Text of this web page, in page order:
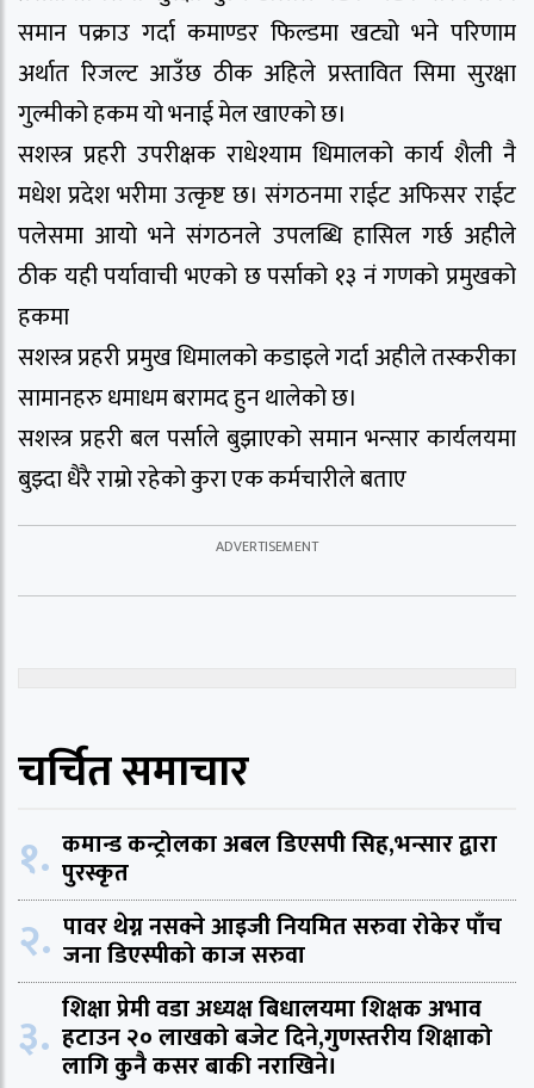
समान पक्राउ गर्दा कमाण्डर फिल्डमा खट्यो भने परिणाम
अर्थात रिजल्ट आउँछ ठीक अहिले प्रस्तावित सिमा सुरक्षा
गुल्मीको हकम यो भनाई मेल खाएको छ।
सशस्त्र प्रहरी उपरीक्षक राधेश्याम धिमालको कार्य शैली नै
मधेश प्रदेश भरीमा उत्कृष्ट छ। संगठनमा राईट अफिसर राईट
पलेसमा आयो भने संगठनले उपलब्धि हासिल गर्छ अहीले
ठीक यही पर्यावाची भएको छ पर्साको १३ नं गणको प्रमुखको
हकमा
सशस्त्र प्रहरी प्रमुख धिमालको कडाइले गर्दा अहीले तस्करीका
सामानहरु धमाधम बरामद हुन थालेको छ।
सशस्त्र प्रहरी बल पर्साले बुझाएको समान भन्सार कार्यलयमा
बुझ्दा धैरै राम्रो रहेको कुरा एक कर्मचारीले बताए
चर्चित समाचार
१. कमान्ड कन्ट्रोलका अबल डिएसपी सिह,भन्सार द्वारा
पुरस्कृत
२. पावर थेग्न नसक्ने आइजी नियमित सरुवा रोकेर पाँच
जना डिएस्पीको काज सरुवा
३. शिक्षा प्रेमी वडा अध्यक्ष बिधालयमा शिक्षक अभाव
हटाउन २० लाखको बजेट दिने,गुणस्तरीय शिक्षाको
लागि कुनै कसर बाकी नराखिने।